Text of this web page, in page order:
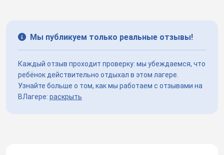
Мы публикуем только реальные отзывы!
Каждый отзыв проходит проверку: мы убеждаемся, что
ребёнок действительно отдыхал в этом лагере.
Узнайте больше о том, как мы работаем с отзывами на
ВЛагере: раскрыть